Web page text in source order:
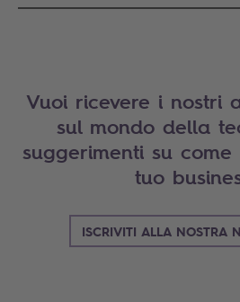
Vuoi ricevere i nostri
sul mondo della
suggerimenti su
tuo
ISCRIVITI ALLA NOSTRA